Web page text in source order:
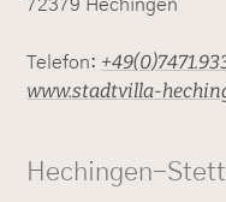
72379 Hechingen
Telefon:
www.stadtvilla-
Hechingen-